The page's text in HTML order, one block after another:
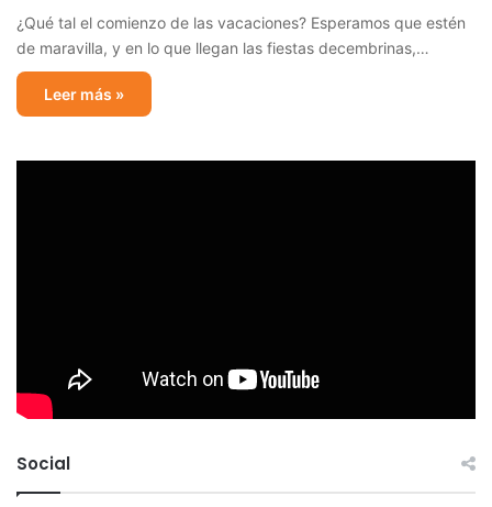
¿Qué tal el comienzo de las vacaciones? Esperamos que estén
de maravilla, y en lo que llegan las fiestas decembrinas,…
Leer más »
Social